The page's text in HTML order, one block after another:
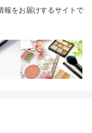
報をお届けするサイトで